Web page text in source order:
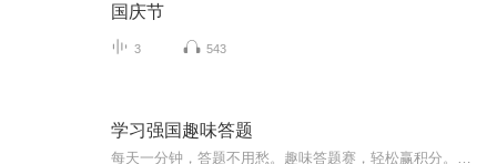
国庆节
3 543
学习强国趣味答题